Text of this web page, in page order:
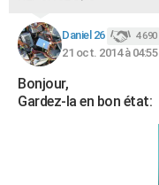
Daniel 26 4 690
21 oct. 2014 à 04:55
Bonjour,
Gardez-la en bon état: